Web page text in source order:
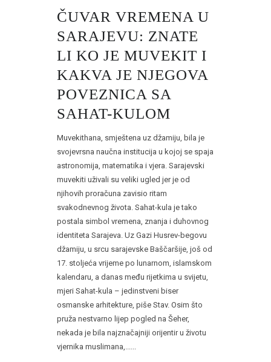
ČUVAR VREMENA U
SARAJEVU: ZNATE
LI KO JE MUVEKIT I
KAKVA JE NJEGOVA
POVEZNICA SA
SAHAT-KULOM
Muvekithana, smještena uz džamiju, bila je
svojevrsna naučna institucija u kojoj se spaja
astronomija, matematika i vjera. Sarajevski
muvekiti uživali su veliki ugled jer je od
njihovih proračuna zavisio ritam
svakodnevnog života. Sahat-kula je tako
postala simbol vremena, znanja i duhovnog
identiteta Sarajeva. Uz Gazi Husrev-begovu
džamiju, u srcu sarajevske Baščaršije, još od
17. stoljeća vrijeme po lunarnom, islamskom
kalendaru, a danas među rijetkima u svijetu,
mjeri Sahat-kula – jedinstveni biser
osmanske arhitekture, piše Stav. Osim što
pruža nestvarno lijep pogled na Šeher,
nekada je bila najznačajniji orijentir u životu
vjernika muslimana,......